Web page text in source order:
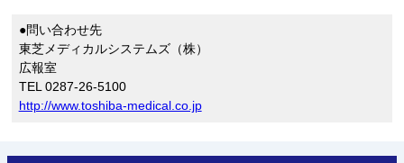
●問い合わせ先
東芝メディカルシステムズ（株）
広報室
TEL 0287-26-5100
http://www.toshiba-medical.co.jp